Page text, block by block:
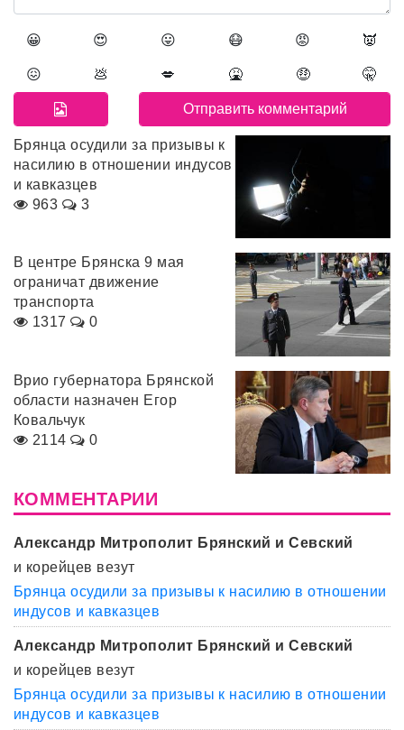
😀 😍 😛 😷 😡 👿
😖 💩 💋 🤮 🤑 🤫
Брянца осудили за призывы к
насилию в отношении индусов
и кавказцев
963
3
В центре Брянска 9 мая
ограничат движение
транспорта
1317
0
Врио губернатора Брянской
области назначен Егор
Ковальчук
2114
0
КОММЕНТАРИИ
Александр Митрополит Брянский и Севский
и корейцев везут
Брянца осудили за призывы к насилию в отношении
индусов и кавказцев
Александр Митрополит Брянский и Севский
и корейцев везут
Брянца осудили за призывы к насилию в отношении
индусов и кавказцев